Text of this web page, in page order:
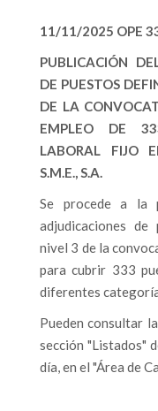
11/11/2025 OPE
PUBLICACIÓN
DE PUESTOS
DE LA
EMPLEO DE
LABORAL FIJO
S.M.E., S.A.
Se procede a la
adjudicaciones
nivel 3 de la
para cubrir 333
diferentes
Pueden consultar
sección "Listados"
día, en el "Área de